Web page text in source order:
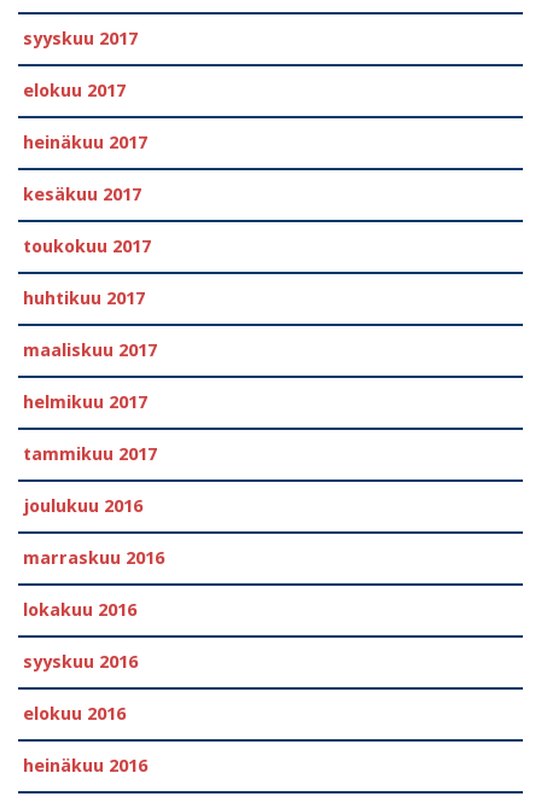
syyskuu 2017
elokuu 2017
heinäkuu 2017
kesäkuu 2017
toukokuu 2017
huhtikuu 2017
maaliskuu 2017
helmikuu 2017
tammikuu 2017
joulukuu 2016
marraskuu 2016
lokakuu 2016
syyskuu 2016
elokuu 2016
heinäkuu 2016